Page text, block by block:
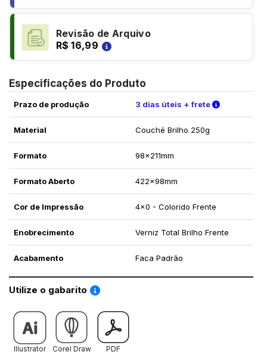
Revisão de Arquivo
R$ 16,99
Especificações do Produto
Prazo de produção 3 dias úteis + frete Verifique
Material Couché Brilho 250g
Formato 98x211mm
Formato Aberto 422x98mm
Cor de Impressão 4x0 - Colorido Frente
Enobrecimento Verniz Total Brilho Frente
Acabamento Faca Padrão
Utilize o gabarito Saiba como utilizar os nossos gabaritos
Illustrator Corel Draw PDF